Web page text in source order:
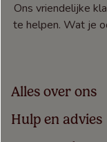
Ons vriendelijke
te helpen. Wat je
Alles over ons
Home
Over
Hulp en advies